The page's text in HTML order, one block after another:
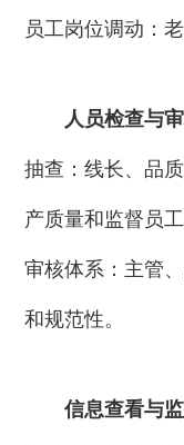
员工岗位调动：
人员检查与
抽查：线长、品
产质量和监督员工
审核体系：主管
和规范性。
信息查看与